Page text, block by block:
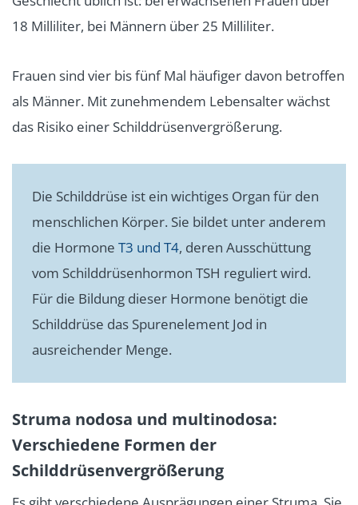
18 Milliliter, bei Männern über 25 Milliliter.
Frauen sind vier bis fünf Mal häufiger davon betroffen
als Männer. Mit zunehmendem Lebensalter wächst
das Risiko einer Schilddrüsenvergrößerung.
Die Schilddrüse ist ein wichtiges Organ für den
menschlichen Körper. Sie bildet unter anderem
die Hormone T3 und T4, deren Ausschüttung
vom Schilddrüsenhormon TSH reguliert wird.
Für die Bildung dieser Hormone benötigt die
Schilddrüse das Spurenelement Jod in
ausreichender Menge.
Struma nodosa und multinodosa:
Verschiedene Formen der
Schilddrüsenvergrößerung